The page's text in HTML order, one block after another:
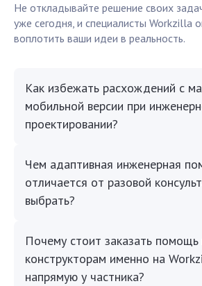
Не откладывайте решение своих
уже сегодня, и специалисты Workzilla
воплотить ваши идеи в реальность.
Как избежать расхождений с
мобильной версии при
проектировании?
Чем адаптивная инженерная
отличается от разовой
выбрать?
Почему стоит заказать
конструкторам именно на
напрямую у частника?